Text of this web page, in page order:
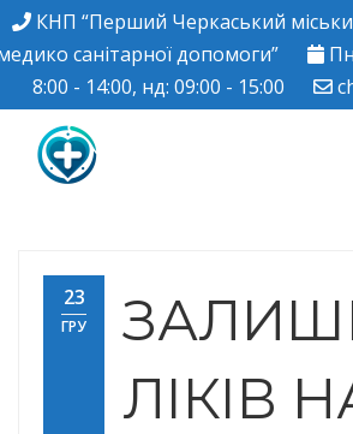
КНП “Перший Черкаський
санітарної допомоги”
8:00 - 14:00, нд: 09:00 - 15:00
Черкаський
центр
23
ГРУ
ЛІКІВ